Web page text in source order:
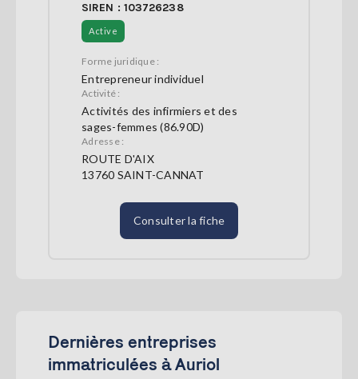
SIREN : 103726238
Active
Forme juridique :
Entrepreneur individuel
Activité :
Activités des infirmiers et des
sages-femmes (86.90D)
Adresse :
ROUTE D'AIX
13760 SAINT-CANNAT
Consulter la fiche
Dernières entreprises
immatriculées à Auriol